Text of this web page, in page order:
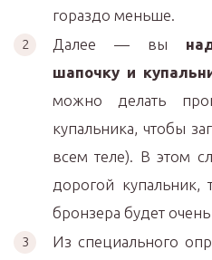
гораздо меньше.
Далее — вы
шапочку и
можно делать
купальника, чтобы
всем теле). В этом
дорогой купальник,
бронзера будет
Из специального